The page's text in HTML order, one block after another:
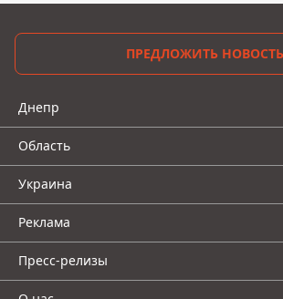
ПРЕДЛОЖИТЬ НОВОСТЬ
Днепр
Область
Украина
Реклама
Пресс-релизы